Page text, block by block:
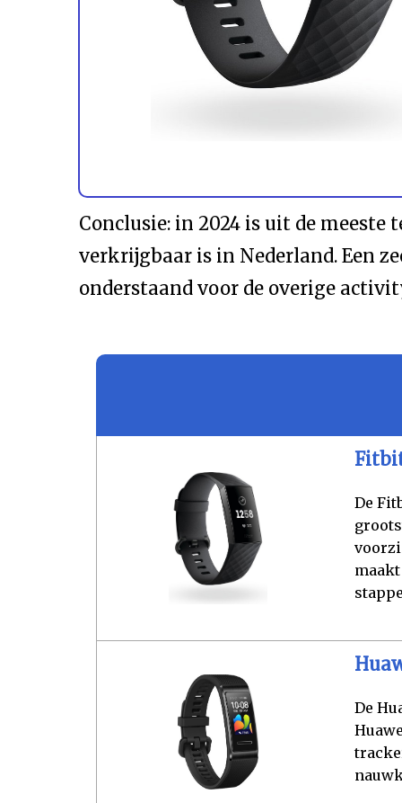
Conclusie: in 2024 is uit de meeste
verkrijgbaar is in Nederland. Een
onderstaand voor de overige
De
De